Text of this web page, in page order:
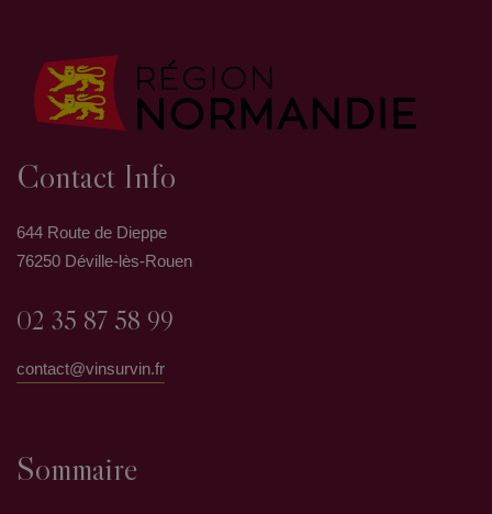
Contact Info
644 Route de Dieppe
76250 Déville-lès-Rouen
02 35 87 58 99
contact@vinsurvin.fr
Sommaire